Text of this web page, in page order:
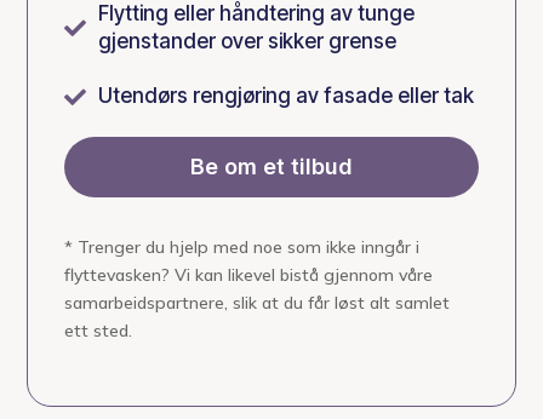

Flytting eller håndtering av tunge
gjenstander over sikker grense
 Utendørs rengjøring av fasade eller tak
Be om et tilbud
* Trenger du hjelp med noe som ikke inngår i
flyttevasken? Vi kan likevel bistå gjennom våre
samarbeidspartnere, slik at du får løst alt samlet
ett sted.